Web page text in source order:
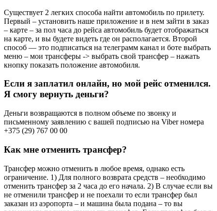
Существует 2 легких способа найти автомобиль по прилету.
Первый – установить наше приложение и в нем зайти в заказ
– карте – за пол часа до рейса автомобиль будет отображаться
на карте, и вы будете видеть где он располагается. Второй
способ — это подписаться на телеграмм канал и боте выбрать
меню – мои трансферы -> выбрать свой трансфер – нажать
кнопку показать положение автомобиля.
Если я заплатил онлайн, но мой рейс отменился.
Я смогу вернуть деньги?
Деньги возвращаются в полном объеме по звонку и
письменному заявлению с вашей подписью на Viber номера
+375 (29) 767 00 00
Как мне отменить трансфер?
Трансфер можно отменить в любое время, однако есть
ограничение. 1) Для полного возврата средств – необходимо
отменить трансфер за 2 часа до его начала. 2) В случае если вы
не отменили трансфер и не поехали то если трансфер был
заказан из аэропорта – и машина была подана – то вы